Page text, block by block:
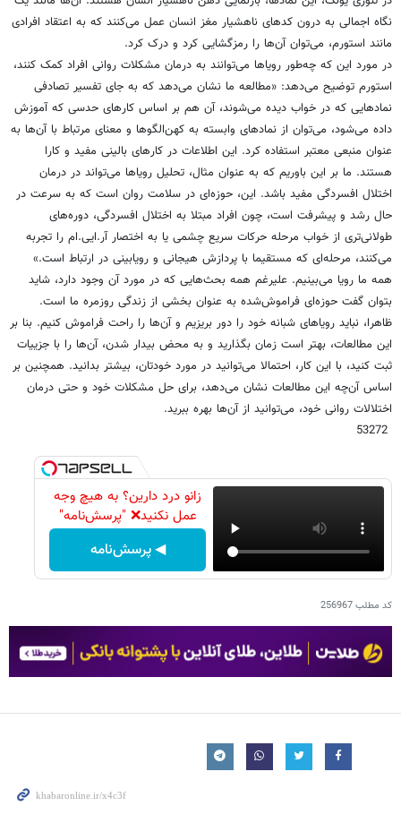
نگاه اجمالی به درون کدهای ناهشیار مغز انسان عمل می‌کنند که به اعتقاد افرادی
مانند استورم‌، می‌توان آن‌ها را رمزگشایی کرد و درک کرد.
در مورد این که چه‌طور رویاها می‌توانند به درمان مشکلات روانی افراد کمک کنند،
استورم توضیح می‌دهد: «مطالعه ما نشان می‌دهد که به جای تفسیر تصادفی
نمادهایی که در خواب دیده می‌شوند، آن هم بر اساس کارهای حدسی که آموزش
داده می‌‌شود، می‌توان از نمادهای وابسته به کهن‌الگوها و معنای مرتباط با آن‌ها به
عنوان منبعی معتبر استفاده کرد. این اطلاعات در کارهای بالینی مفید و کارا
هستند. ما بر این باوریم که به عنوان مثال، تحلیل رویاها می‌تواند در درمان
اختلال افسردگی مفید باشد. این،‌ حوزه‌ای در سلامت روان است که به سرعت در
حال رشد و پیشرفت است، چون افراد مبتلا به اختلال افسردگی، دوره‌های
طولانی‌تری از خواب مرحله حرکات سریع چشمی یا به اختصار آر.ایی.ام را تجربه
می‌کنند، مرحله‌ای که مستقیما با پردازش هیجانی و رویابینی در ارتباط است.»
همه ما رویا می‌بینیم. علیرغم همه بحث‌هایی که در مورد آن وجود دارد، شاید
بتوان گفت حوزه‌ای فراموش‌شده به عنوان بخشی از زندگی روزمره ما است.
ظاهرا، نباید رویاهای شبانه خود را دور بریزیم و آن‌ها را راحت فراموش کنیم. بنا بر
این مطالعات، بهتر است زمان بگذارید و به محض بیدار شدن،‌ آن‌ها را با جزییات
ثبت کنید، با این کار،‌ احتمالا می‌توانید در مورد خودتان،‌ بیشتر بدانید. همچنین بر
اساس آن‌چه این مطالعات نشان می‌دهد، ‌برای حل مشکلات خود و حتی درمان
اختلالات روانی خود،‌ می‌توانید از آن‌ها بهره ببرید.
زانو درد دارین؟ به هیچ وجه
عمل نکنید❌ "پرسش‌نامه"
◀ پرسش‌نامه
کد مطلب256967